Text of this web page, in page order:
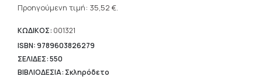
44,40 €.
τρέχουσα
είναι:
35,52 €.
Προηγούμενη τιμή: 35,52 €.
ΚΩΔΙΚΟΣ: 001321
ISBN: 9789603826279
ΣΕΛΙΔΕΣ: 550
ΒΙΒΛΙΟΔΕΣΙΑ: Σκληρόδετο